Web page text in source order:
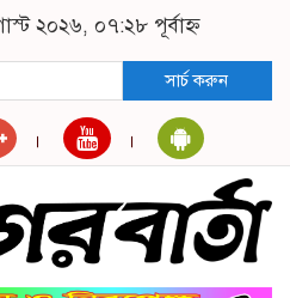
২০২৬, ০৭:২৮ পূর্বাহ্ন
সার্চ করুন